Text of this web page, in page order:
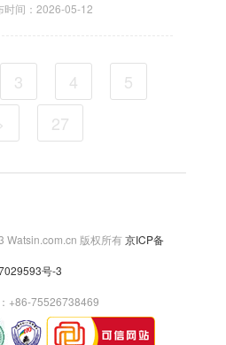
间：2026-05-12
3 4
5
27
版权所有京ICP备
号-3
+86-75526738469